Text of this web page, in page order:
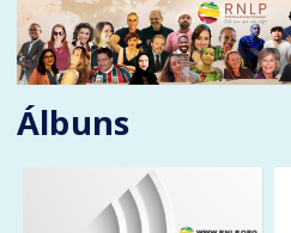
Álbuns